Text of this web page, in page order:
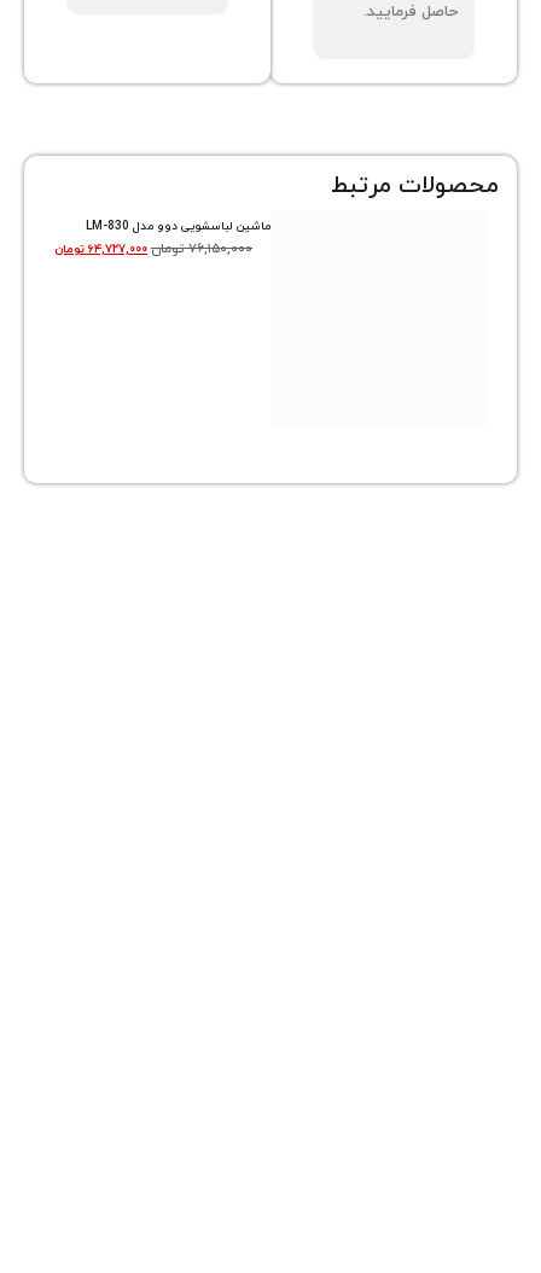
مرتبط
ماشین لباسشویی دوو مدل LM-830
تومان ۶۴,۷۲۷,۰۰۰ تومان